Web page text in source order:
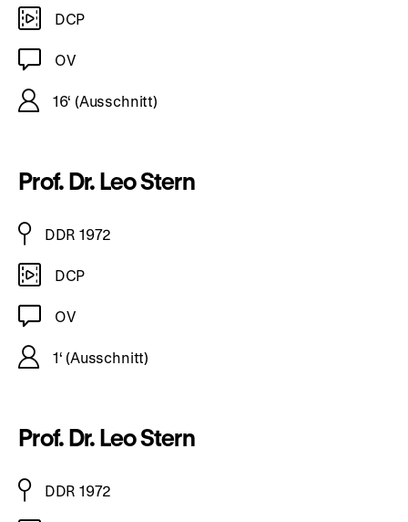
DCP
OV
16‘ (Ausschnitt)
Prof. Dr. Leo Stern
DDR 1972
DCP
OV
1‘ (Ausschnitt)
Prof. Dr. Leo Stern
DDR 1972